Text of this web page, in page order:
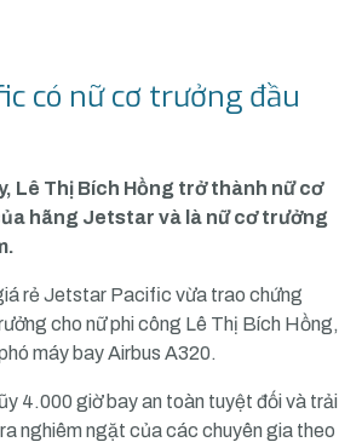
có nữ cơ trưởng đầu
Lê Thị Bích Hồng trở thành nữ cơ
hãng Jetstar và là nữ cơ trưởng
rẻ Jetstar Pacific vừa trao chứng
cho nữ phi công Lê Thị Bích Hồng,
máy bay Airbus A320.
4.000 giờ bay an toàn tuyệt đối và trải
nghiêm ngặt của các chuyên gia theo